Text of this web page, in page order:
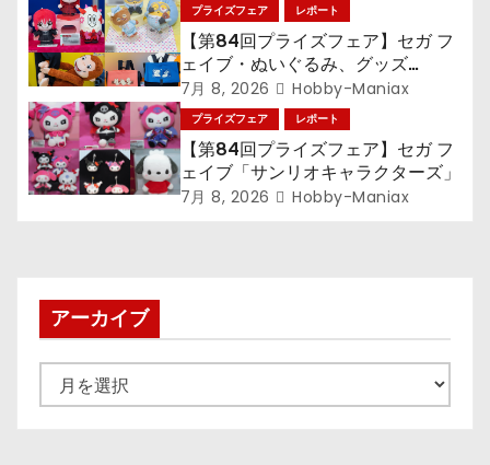
ン
プライズフェア レポート
【第84回プライズフェア】セガ フ
ェイブ・ぬいぐるみ、グッズ
『LiSA』『ミニオン』『おさるの
ジョージ』『ポケットモンスター』
7月 8, 2026 Hobby-Maniax
プライズフェア レポート
【第84回プライズフェア】セガ フ
ェイブ「サンリオキャラクターズ」
7月 8, 2026 Hobby-Maniax
アーカイブ
ー